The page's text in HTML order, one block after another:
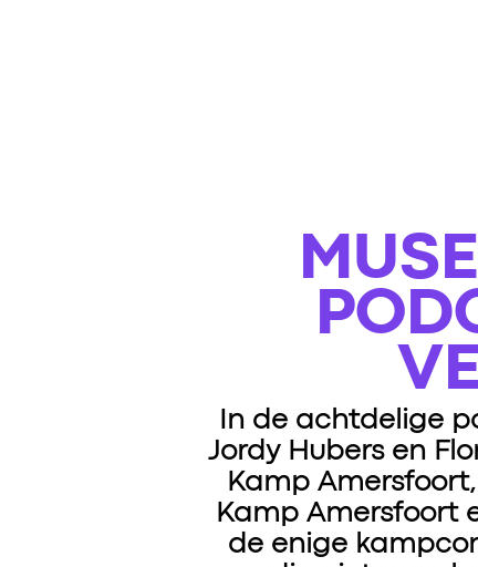
In de achtdelige
Jordy Hubers en
Kamp
Kamp Amersfoort
de enige